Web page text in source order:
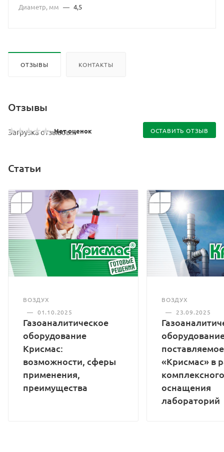
Диаметр, мм — 4,5
ОТЗЫВЫ КОНТАКТЫ
Отзывы
Нет оценок ОСТАВИТЬ ОТЗЫВ
Загрузка отзывов...
Статьи
ВОЗДУХ
— 01.10.2025
Газоаналитическое
оборудование
Крисмас:
возможности, сферы
применения,
преимущества
ВОЗДУХ
—
23.09.2025
«Крисмас» в
комплексного
оснащения
лабораторий